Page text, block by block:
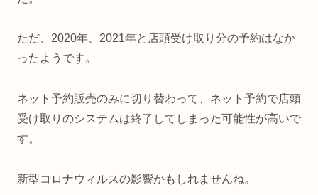
ただ、2020年、2021年と店頭受け取り分の予約はなか
ったようです。
ネット予約販売のみに切り替わって、ネット予約で店頭
受け取りのシステムは終了してしまった可能性が高いで
す。
新型コロナウィルスの影響かもしれませんね。